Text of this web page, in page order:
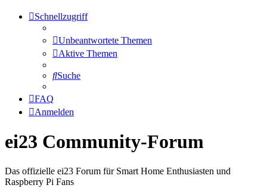
Schnellzugriff
Unbeantwortete Themen
Aktive Themen
Suche
FAQ
Anmelden
ei23 Community-Forum
Das offizielle ei23 Forum für Smart Home Enthusiasten und
Raspberry Pi Fans